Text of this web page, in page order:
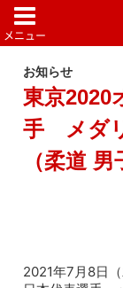
お知らせ
東京2020
手 メダ
（柔道
2021年7月8日